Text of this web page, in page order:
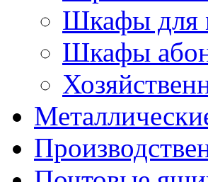
Шкафы для
Шкафы